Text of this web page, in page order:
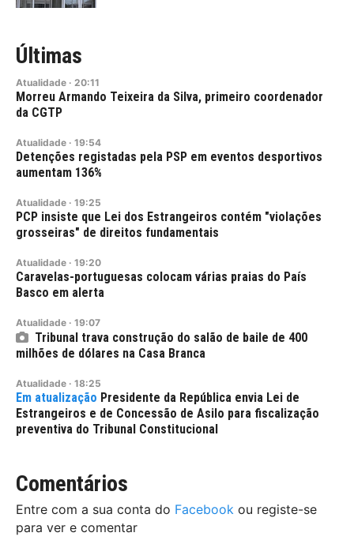
Últimas
Atualidade · 20:11
Morreu Armando Teixeira da Silva, primeiro coordenador
da CGTP
Atualidade · 19:54
Detenções registadas pela PSP em eventos desportivos
aumentam 136%
Atualidade · 19:25
PCP insiste que Lei dos Estrangeiros contém "violações
grosseiras" de direitos fundamentais
Atualidade · 19:20
Caravelas-portuguesas colocam várias praias do País
Basco em alerta
Atualidade · 19:07
Tribunal trava construção do salão de baile de 400
milhões de dólares na Casa Branca
Atualidade · 18:25
Presidente da República envia Lei de
Estrangeiros e de Concessão de Asilo para fiscalização
preventiva do Tribunal Constitucional
Comentários
Entre com a sua conta do Facebook ou registe-se
para ver e comentar